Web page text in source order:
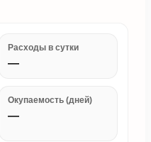
Расходы в сутки
—
Окупаемость (дней)
—